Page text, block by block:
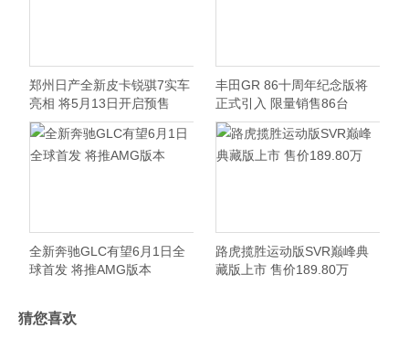
郑州日产全新皮卡锐骐7实车
亮相 将5月13日开启预售
丰田GR 86十周年纪念版将
正式引入 限量销售86台
全新奔驰GLC有望6月1日全
球首发 将推AMG版本
路虎揽胜运动版SVR巅峰典
藏版上市 售价189.80万
猜您喜欢